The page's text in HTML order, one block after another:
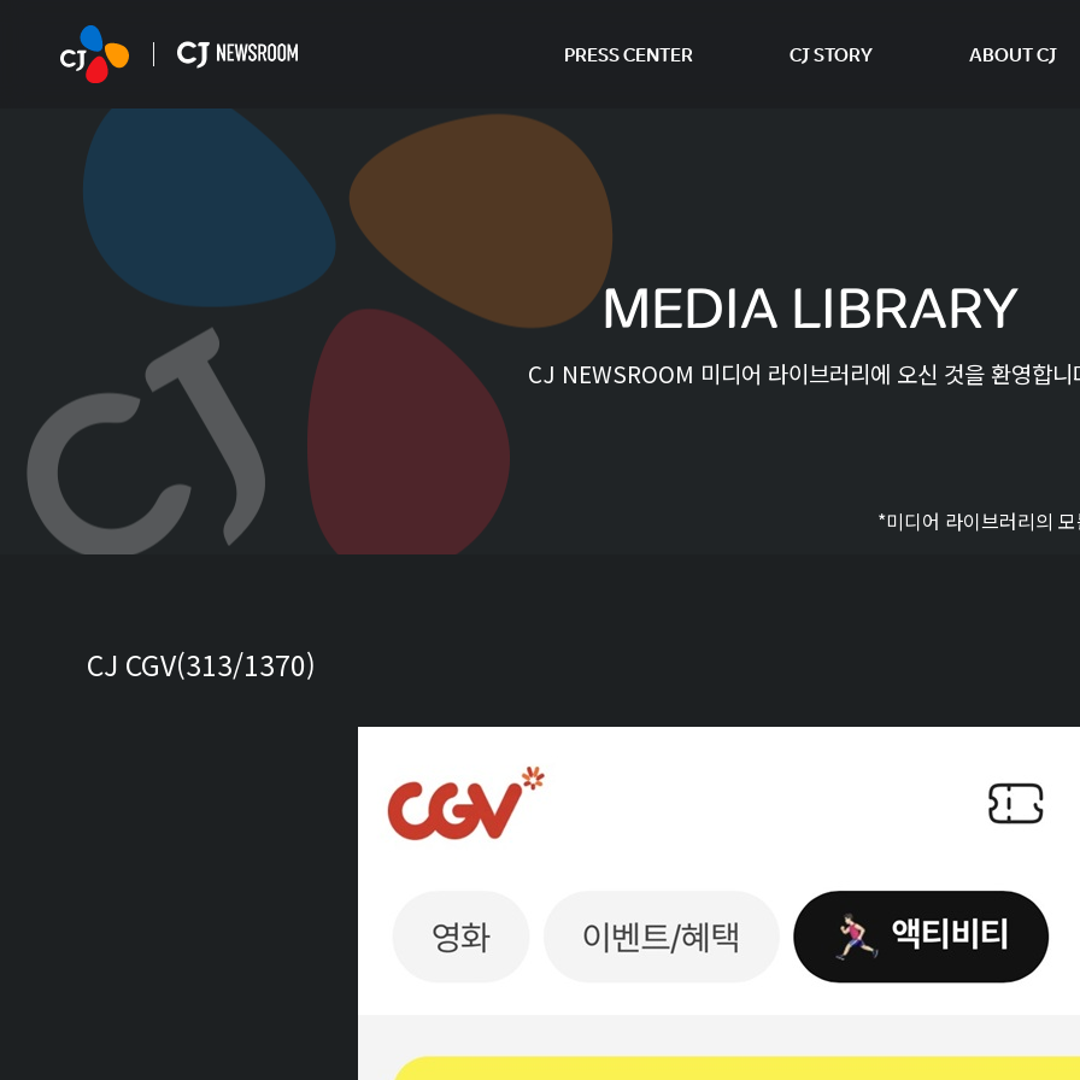
PRESS CENTER CJ STORY ABOUT CJ
MEDIA LIBRARY
CJ NEWSROOM 미디어 라이브러리에 오신 것을 환영합니
*미디어 라이브러리의
CJ CGV(313/1370)